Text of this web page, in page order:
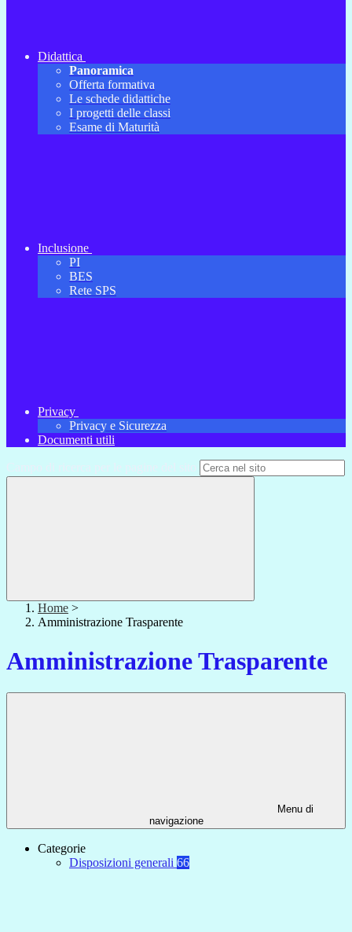
Didattica
Panoramica
Offerta formativa
Le schede didattiche
I progetti delle classi
Esame di Maturità
Inclusione
PI
BES
Rete SPS
Privacy
Privacy e Sicurezza
Documenti utili
Campo di ricerca per le pagine del sito
Home >
Amministrazione Trasparente
Amministrazione Trasparente
Menu di
navigazione
Categorie
Disposizioni generali 66